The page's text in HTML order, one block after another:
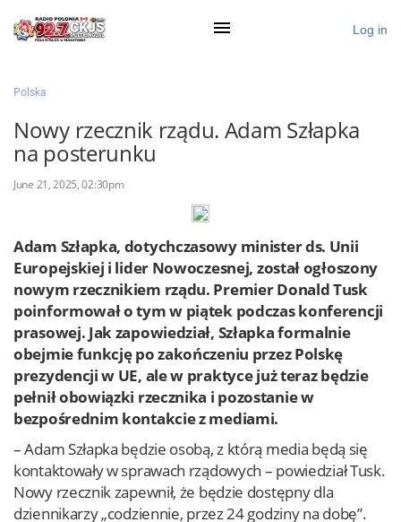
Ogłoś się
Działy
Zaloguj przez Clascal
×
Log in
Polska
Nowy rzecznik rządu. Adam Szłapka
na posterunku
June 21, 2025, 02:30pm
Adam Szłapka, dotychczasowy minister ds. Unii
Europejskiej i lider Nowoczesnej, został ogłoszony
nowym rzecznikiem rządu. Premier Donald Tusk
poinformował o tym w piątek podczas konferencji
prasowej. Jak zapowiedział, Szłapka formalnie
obejmie funkcję po zakończeniu przez Polskę
prezydencji w UE, ale w praktyce już teraz będzie
pełnił obowiązki rzecznika i pozostanie w
bezpośrednim kontakcie z mediami.
– Adam Szłapka będzie osobą, z którą media będą się
kontaktowały w sprawach rządowych – powiedział Tusk.
Nowy rzecznik zapewnił, że będzie dostępny dla
dziennikarzy „codziennie, przez 24 godziny na dobę”.